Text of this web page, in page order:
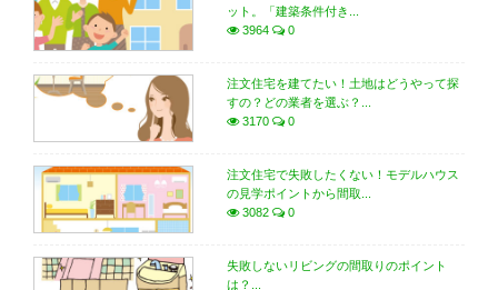
ット。「建築条件付き...
3964
0
注文住宅を建てたい！土地はどうやって探
すの？どの業者を選ぶ？...
3170
0
注文住宅で失敗したくない！モデルハウス
の見学ポイントから間取...
3082
0
失敗しないリビングの間取りのポイント
は？...